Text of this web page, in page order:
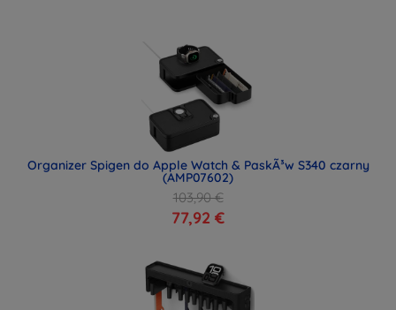
Organizer Spigen do Apple Watch & PaskÃ³w S340 czarny
(AMP07602)
103,90 €
77,92 €